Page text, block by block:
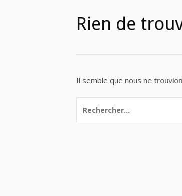
Rien de
Il semble que nous ne